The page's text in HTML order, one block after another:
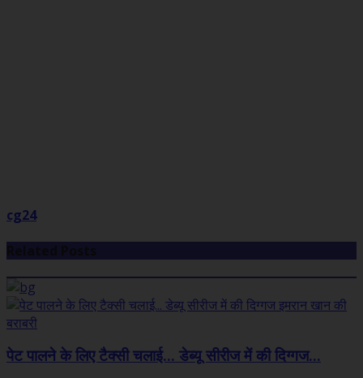
cg24
पेट पालने के लिए टैक्सी चलाई... डेब्यू सीरीज में की दिग्गज...